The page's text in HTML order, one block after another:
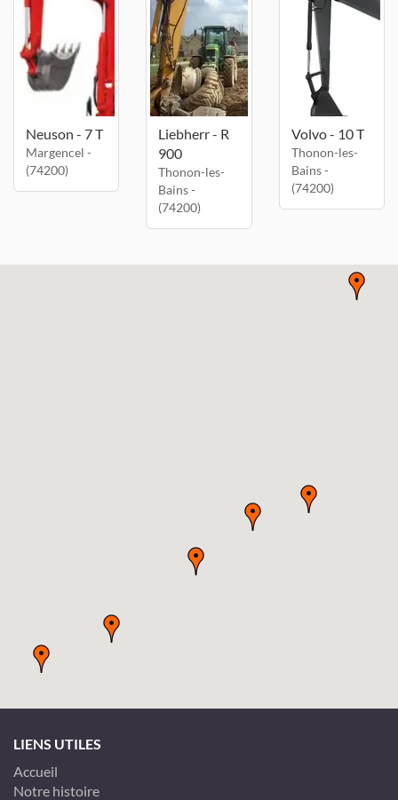
Neuson - 7 T
Margencel -
(74200)
Liebherr - R
900
Thonon-les-
Bains -
(74200)
Volvo - 10 T
Thonon-les-
Bains -
(74200)
LIENS UTILES
Accueil
Notre histoire